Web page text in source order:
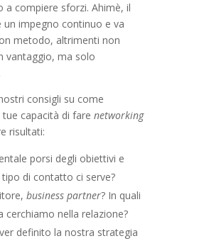
a compiere sforzi. Ahimè, il
un impegno continuo e va
metodo, altrimenti non
vantaggio, ma solo
consigli su come
capacità di fare networking
risultati:
porsi degli obiettivi e
tipo di contatto ci serve?
business partner? In quali
cerchiamo nella relazione?
definito la nostra strategia